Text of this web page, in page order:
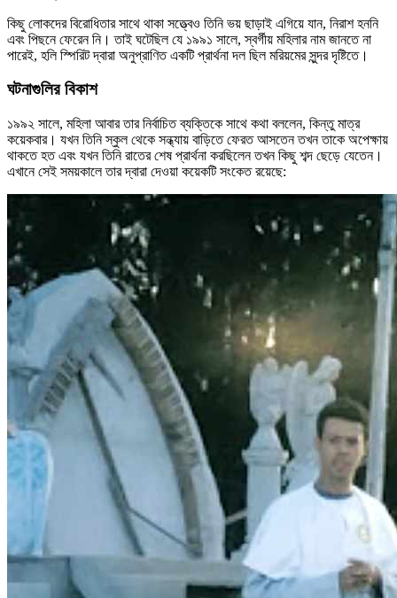
কিছু লোকদের বিরোধিতার সাথে থাকা সত্ত্বেও তিনি ভয় ছাড়াই এগিয়ে যান, নিরাশ হননি
এবং পিছনে ফেরেন নি। তাই ঘটেছিল যে ১৯৯১ সালে, স্বর্গীয় মহিলার নাম জানতে না
পারেই, হলি স্পিরিট দ্বারা অনুপ্রাণিত একটি প্রার্থনা দল ছিল মরিয়মের সুন্দর দৃষ্টিতে।
ঘটনাগুলির বিকাশ
১৯৯২ সালে, মহিলা আবার তার নির্বাচিত ব্যক্তিকে সাথে কথা বললেন, কিন্তু মাত্র
কয়েকবার। যখন তিনি স্কুল থেকে সন্ধ্যায় বাড়িতে ফেরত আসতেন তখন তাকে অপেক্ষায়
থাকতে হত এবং যখন তিনি রাতের শেষ প্রার্থনা করছিলেন তখন কিছু শব্দ ছেড়ে যেতেন।
এখানে সেই সময়কালে তার দ্বারা দেওয়া কয়েকটি সংকেত রয়েছে: